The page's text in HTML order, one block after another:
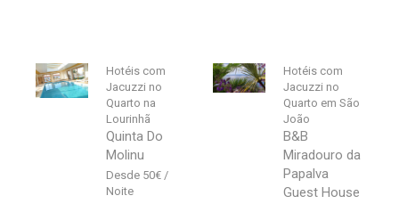
Hotéis com
Jacuzzi no
Quarto na
Lourinhã
Quinta Do
Molinu
50€
Hotéis com
Jacuzzi no
Quarto em São
João
B&B
Miradouro da
Papalva
Guest House